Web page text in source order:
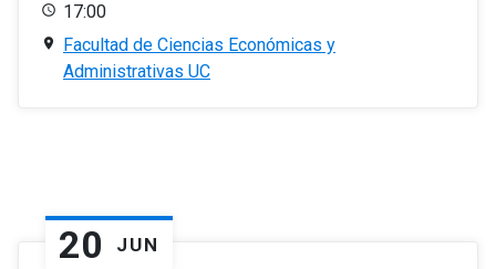
17:00
Facultad de Ciencias Económicas y
Administrativas UC
20 JUN